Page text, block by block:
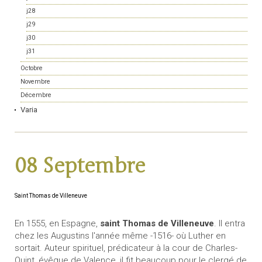
j28
j29
j30
j31
Octobre
Novembre
Décembre
Varia
08 Septembre
Saint Thomas de Villeneuve
En 1555, en Espagne, saint Thomas de Villeneuve. Il entra
chez les Augustins l'année même -1516- où Luther en
sortait. Auteur spirituel, prédicateur à la cour de Charles-